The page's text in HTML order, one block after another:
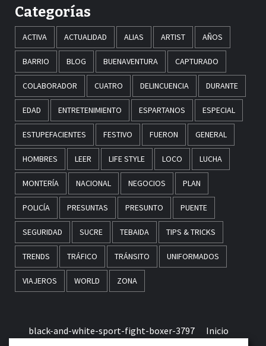
Categorías
ACTIVA ACTUALIDAD ALIAS ARTIST AÑOS
BARRIO BLOG BUENAVENTURA CAPTURADO
COLABORADOR CUATRO DELINCUENCIA DURANTE
EDAD ENTRETENIMIENTO ESPARTANOS ESPECIAL
ESTUPEFACIENTES FESTIVO FUERON GENERAL
HOMBRES LEER LIFE STYLE LOCO LUCHA
MONTERÍA NACIONAL NEGOCIOS PLAN
POLICÍA PRESUNTAS PRESUNTO PUENTE
SEGURIDAD SUCRE TEBAIDA TIPS & TRICKS
TRENDS TRÁFICO TRÁNSITO UNIFORMADOS
VIAJEROS WORLD ZONA
black-and-white-sport-fight-boxer-3797 Inicio